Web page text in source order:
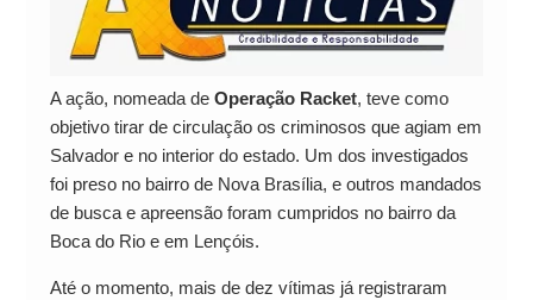
A ação, nomeada de Operação Racket, teve como
objetivo tirar de circulação os criminosos que agiam em
Salvador e no interior do estado. Um dos investigados
foi preso no bairro de Nova Brasília, e outros mandados
de busca e apreensão foram cumpridos no bairro da
Boca do Rio e em Lençóis.
Até o momento, mais de dez vítimas já registraram